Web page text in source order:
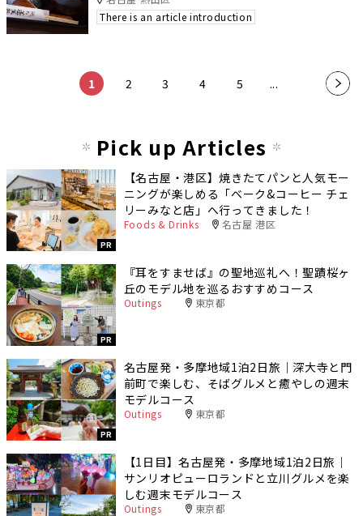
There is an article introduction
1 2 3 4 5 ... »
Pick up Articles
PR
【名古屋・港区】焼きたてパンと人気モー
ニングが楽しめる「ベーク&コーヒー チェ
リーみなと店」へ行ってきました！
Foods & Drinks 名古屋 港区
PR
『耳をすませば』の聖地巡礼へ！聖蹟桜ヶ
丘のモデル地を巡るおすすめコース
Outings 東京都
PR
名古屋発・多摩地域1泊2日旅｜深大寺と門
前町で楽しむ、そばグルメと癒やしの週末
モデルコース
Outings 東京都
【1日目】名古屋発・多摩地域1泊2日旅｜
サンリオピューロランドと立川グルメを楽
しむ週末モデルコース
Outings 東京都